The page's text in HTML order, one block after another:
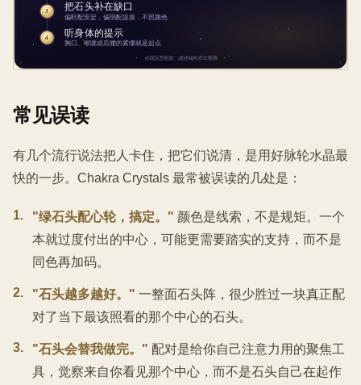
常见误读
有几个流行说法把人卡住，把它们说清，是用好脉轮水晶最
快的一步。Chakra Crystals 最常被误读的几处是：
1. "绿石头配心轮，搞定。" 颜色是线索，不是规矩。一个
本就过度付出的中心，可能更需要踏实的支持，而不是
同色再加码。
2. "石头越多越好。" 一整面石头阵，很少胜过一块真正配
对了当下最该照看的那个中心的石头。
3. "石头会替我做完。" 配对是给你自己注意力用的聚焦工
具，觉察来自你看见那个中心，而不是石头自己在起作